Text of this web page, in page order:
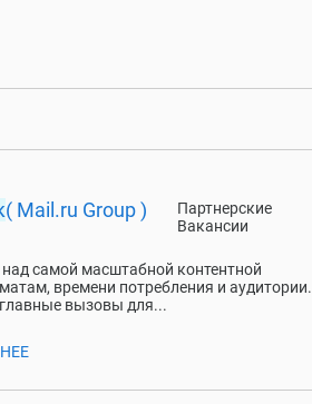
Партнерские
Вакансии
( Mail.ru Group )
самой масштабной контентной
времени потребления и аудитории.
вызовы для...